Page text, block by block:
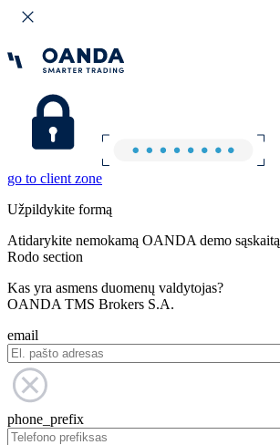
go to client zone
Užpildykite formą
Atidarykite nemokamą OANDA demo sąskaitą
Rodo section
Kas yra asmens duomenų valdytojas?
OANDA TMS Brokers S.A.
email
phone_prefix